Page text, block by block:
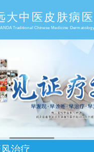
大中医皮肤病
Traditional Chinese Medicine
治疗